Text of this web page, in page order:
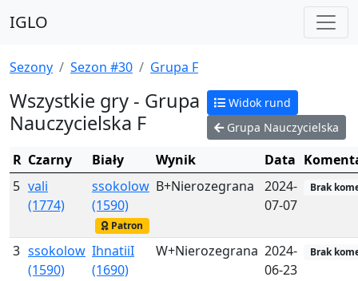
IGLO
Sezony Sezon #30 Grupa F
Wszystkie gry - Grupa
Nauczycielska F
Widok rund
Grupa Nauczycielska
R Czarny Biały Wynik Data
5 vali
(1774)
ssokolow
(1590)
Patron
B+Nierozegrana
2024-
07-07
Brak
3 ssokolow
(1590)
IhnatiiI
(1690)
W+Nierozegrana 2024-
06-23
Brak